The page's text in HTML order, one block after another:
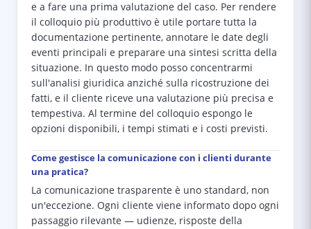
e a fare una prima valutazione del caso. Per rendere
il colloquio più produttivo è utile portare tutta la
documentazione pertinente, annotare le date degli
eventi principali e preparare una sintesi scritta della
situazione. In questo modo posso concentrarmi
sull'analisi giuridica anziché sulla ricostruzione dei
fatti, e il cliente riceve una valutazione più precisa e
tempestiva. Al termine del colloquio espongo le
opzioni disponibili, i tempi stimati e i costi previsti.
Come gestisce la comunicazione con i clienti durante
una pratica?
La comunicazione trasparente è uno standard, non
un'eccezione. Ogni cliente viene informato dopo ogni
passaggio rilevante — udienze, risposte della